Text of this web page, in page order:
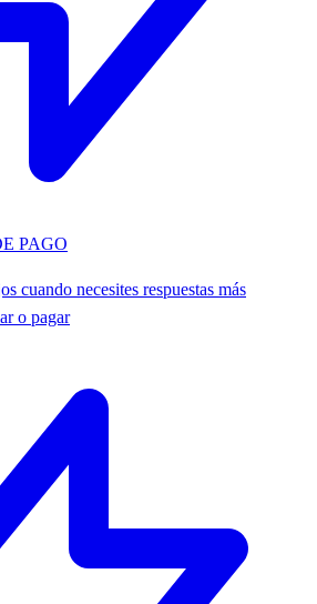
PAGO
cuando necesites respuestas más
o pagar